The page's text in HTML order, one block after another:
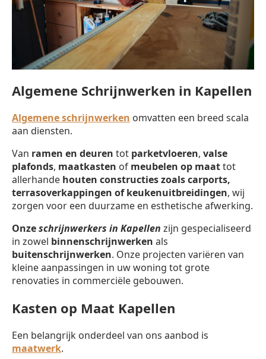
Algemene Schrijnwerken in Kapellen
Algemene schrijnwerken omvatten een breed scala
aan diensten.
Van ramen en deuren tot parketvloeren, valse
plafonds, maatkasten of meubelen op maattot
allerhande houten constructies zoals carports,
terrasoverkappingen of keukenuitbreidingen, wij
zorgen voor een duurzame en esthetische afwerking.
Onzeschrijnwerkers in Kapellen zijn gespecialiseerd
in zowel binnenschrijnwerken als
buitenschrijnwerken. Onze projecten variëren van
kleine aanpassingen in uw woning tot grote
renovaties in commerciële gebouwen.
Kasten op Maat Kapellen
Een belangrijk onderdeel van ons aanbod is
maatwerk.